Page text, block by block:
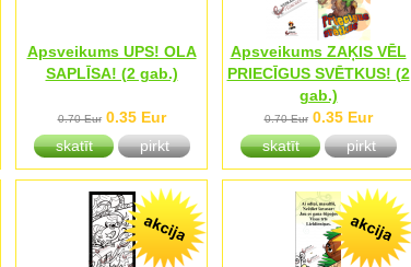
Apsveikums UPS! OLA
SAPLĪSA! (2 gab.)
Apsveikums ZAĶIS VĒL
PRIECĪGUS SVĒTKUS! (2
gab.)
0.70 Eur 0.35 Eur
skatīt
pirkt
0.70 Eur 0.35 Eur
skatīt
pirkt